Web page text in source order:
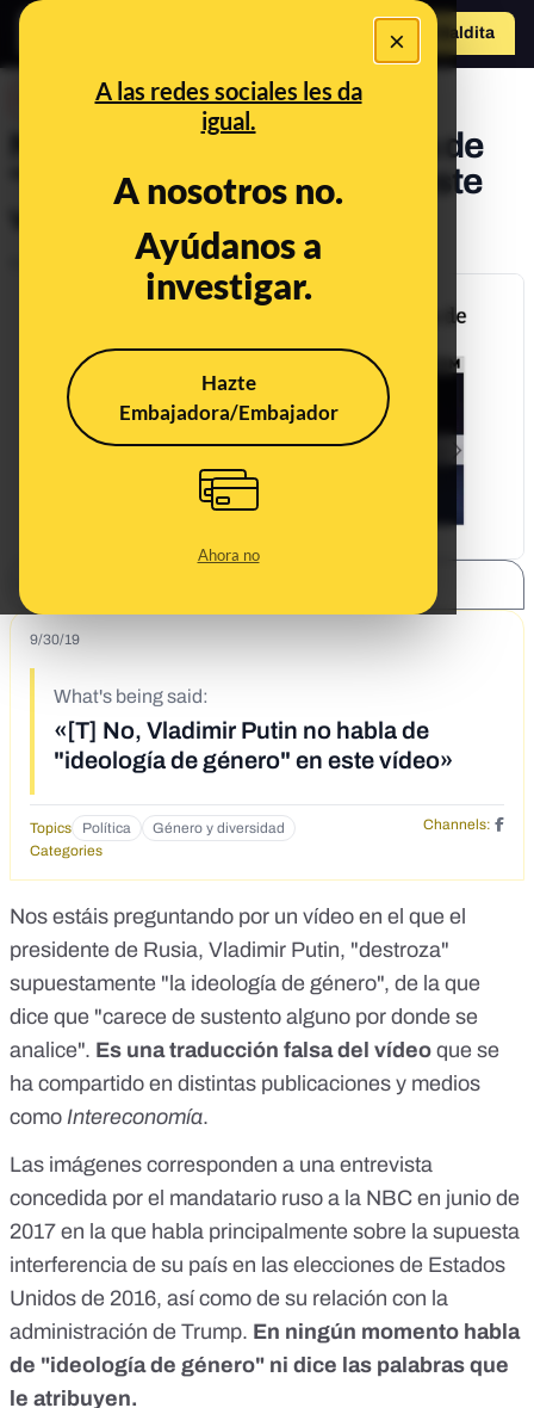
×
A las redes sociales les da
igual.
A nosotros no.
Ayúdanos a
investigar.
Hazte
Embajadora/Embajador
Ahora no
Hazte Maldita
No, Vladimir Putin no habla de
"ideología de género" en este
Jul 1, 2019, 2:33:57 PM
9/30/19
What's being said:
«[T] No, Vladimir Putin no habla de
"ideología de género" en este vídeo»
Topics Política Género y diversidad
Channels:
Categories
Nos estáis preguntando por un vídeo en el que el
presidente de Rusia, Vladimir Putin, "destroza"
supuestamente "la ideología de género", de la que
dice que "carece de sustento alguno por donde se
analice". Es una traducción falsa del vídeo que se
ha compartido en distintas publicaciones y medios
como Intereconomía.
Las imágenes corresponden a una entrevista
concedida por el mandatario ruso a la NBC en junio de
2017 en la que habla principalmente sobre la supuesta
interferencia de su país en las elecciones de Estados
Unidos de 2016, así como de su relación con la
administración de Trump. En ningún momento habla
de "ideología de género" ni dice las palabras que
le atribuyen.